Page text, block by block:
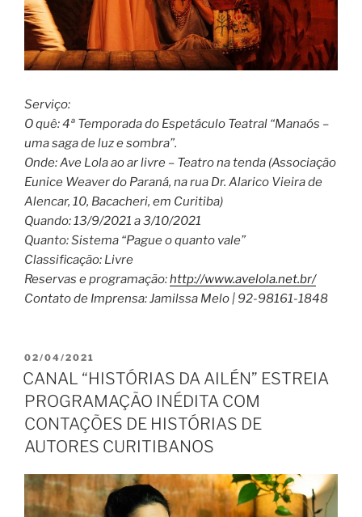
Serviço:
O quê: 4ª Temporada do Espetáculo Teatral “Manaós –
uma saga de luz e sombra”.
Onde: Ave Lola ao ar livre – Teatro na tenda (Associação
Eunice Weaver do Paraná, na rua Dr. Alarico Vieira de
Alencar, 10, Bacacheri, em Curitiba)
Quando: 13/9/2021 a 3/10/2021
Quanto: Sistema “Pague o quanto vale”
Classificação: Livre
Reservas e programação:http://www.avelola.net.br/
Contato de Imprensa: Jamilssa Melo | 92-98161-1848
PUBLICADO
EM
02/04/2021
CANAL “HISTÓRIAS DA AILÉN” ESTREIA
PROGRAMAÇÃO INÉDITA COM
CONTAÇÕES DE HISTÓRIAS DE
AUTORES CURITIBANOS